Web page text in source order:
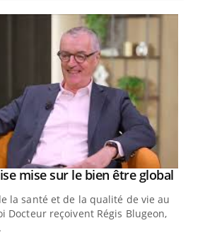
mise sur le bien être global
la santé et de la qualité de vie au
Docteur reçoivent Régis Blugeon,